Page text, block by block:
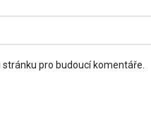
pro budoucí komentáře.